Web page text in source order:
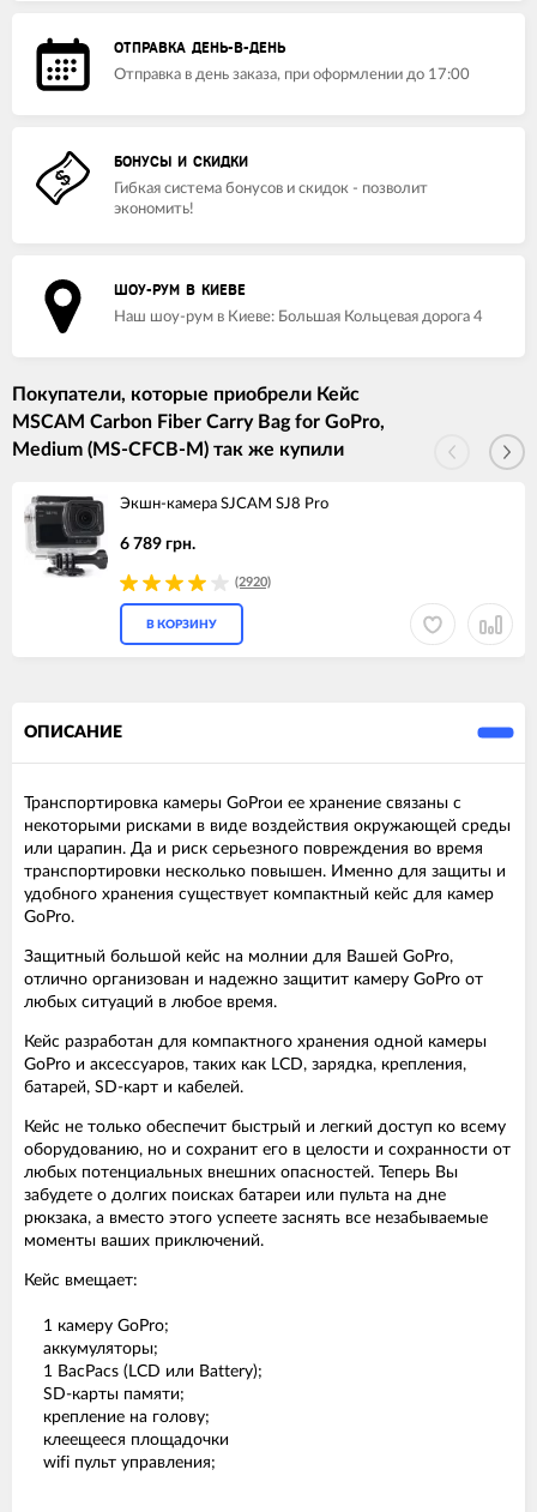
ОТПРАВКА ДЕНЬ-В-ДЕНЬ
Отправка в день заказа, при оформлении до 17:00
БОНУСЫ И СКИДКИ
Гибкая система бонусов и скидок - позволит
экономить!
ШОУ-РУМ В КИЕВЕ
Наш шоу-рум в Киеве: Большая Кольцевая дорога 4
Покупатели, которые приобрели Кейс
MSCAM Carbon Fiber Carry Bag for GoPro,
Medium (MS-CFCB-M) так же купили
Экшн-камера SJCAM SJ8 Pro
6 789 грн.
(2920)
В КОРЗИНУ
ОПИСАНИЕ
Транспортировка камеры GoProи ее хранение связаны с
некоторыми рисками в виде воздействия окружающей среды
или царапин. Да и риск серьезного повреждения во время
транспортировки несколько повышен. Именно для защиты и
удобного хранения существует компактный кейс для камер
GoPro.
Защитный большой кейс на молнии для Вашей GoPro,
отлично организован и надежно защитит камеру GoPro от
любых ситуаций в любое время.
Кейс разработан для компактного хранения одной камеры
GoPro и аксессуаров, таких как LCD, зарядка, крепления,
батарей, SD-карт и кабелей.
Кейс не только обеспечит быстрый и легкий доступ ко всему
оборудованию, но и сохранит его в целости и сохранности от
любых потенциальных внешних опасностей. Теперь Вы
забудете о долгих поисках батареи или пульта на дне
рюкзака, а вместо этого успеете заснять все незабываемые
моменты ваших приключений.
Кейс вмещает:
1 камеру GoPro;
аккумуляторы;
1 BacPacs (LCD или Battery);
SD-карты памяти;
крепление на голову;
клеещееся площадочки
wifi пульт управления;